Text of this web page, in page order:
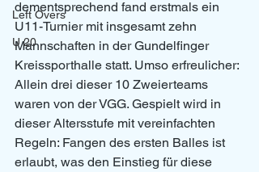
Left Overs
U 20
dementsprechend fand erstmals ein
U11-Turnier mit insgesamt zehn
Mannschaften in der Gundelfinger
Kreissporthalle statt. Umso erfreulicher:
Allein drei dieser 10 Zweierteams
waren von der VGG. Gespielt wird in
dieser Altersstufe mit vereinfachten
Regeln: Fangen des ersten Balles ist
erlaubt, was den Einstieg für diese